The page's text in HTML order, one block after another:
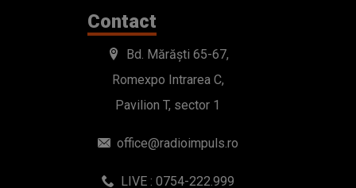
Contact
Bd. Mărăști 65-67,
Romexpo Intrarea C,
Pavilion T, sector 1
office@radioimpuls.ro
LIVE : 0754-222.999